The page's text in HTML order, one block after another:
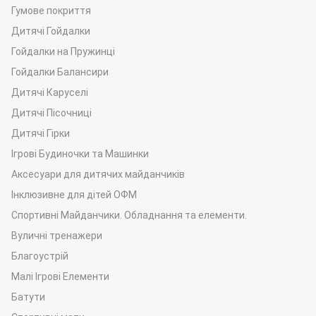
розваг є запорукою розвитку комунікативних навичок дітей,
практичного вміння їх спілкуватися між собою та гратися
разом, діяти, як єдина команда;
для ігор дарують дівчаткам та хлопчикам море
задоволення й справжньої насолоди, дають можливість їм
радісно посміхатися та відчувати себе щасливими.
Гумове покриття
Дитячі Гойдалки
Гойдалки на Пружинці
Гойдалки Балансири
Дитячі Каруселі
Дитячі Пісочниці
Дитячі Гірки
Ігрові Будиночки та Машинки
Аксесуари для дитячих майданчиків
Інклюзивне для дітей ОФМ
Спортивні Майданчики. Обладнання та елементи.
Вуличні тренажери
Благоустрій
Малі Ігрові Елементи
Батути